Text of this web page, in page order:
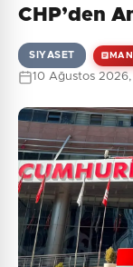
Henüz
CHP’den
SIYASET
10 Ağustos 2026,